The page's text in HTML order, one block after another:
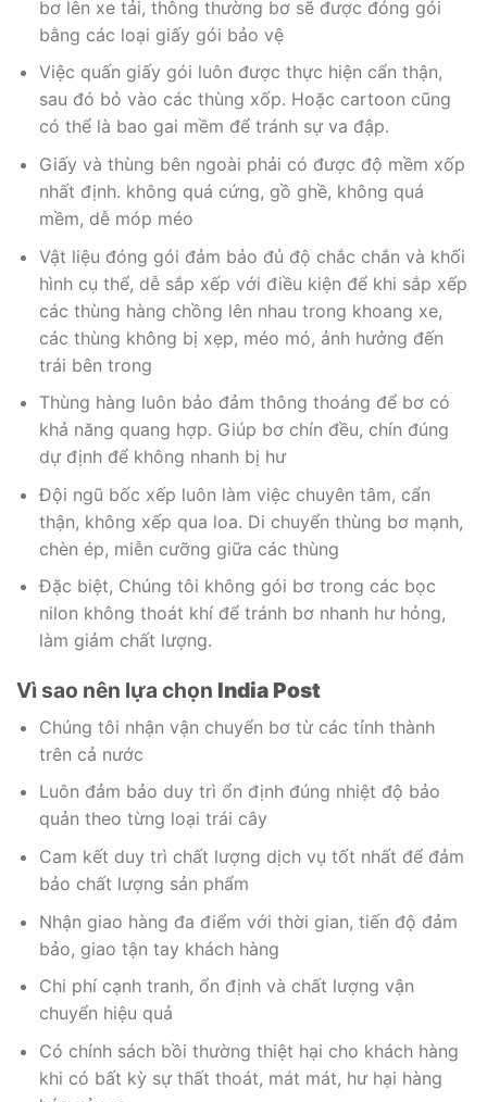
bơ lên xe tải, thông thường bơ sẽ được đóng gói
bằng các loại giấy gói bảo vệ
Việc quấn giấy gói luôn được thực hiện cẩn thận,
sau đó bỏ vào các thùng xốp. Hoặc cartoon cũng
có thể là bao gai mềm để tránh sự va đập.
Giấy và thùng bên ngoài phải có được độ mềm xốp
nhất định. không quá cứng, gồ ghề, không quá
mềm, dễ móp méo
Vật liệu đóng gói đảm bảo đủ độ chắc chắn và khối
hình cụ thể, dễ sắp xếp với điều kiện để khi sắp xếp
các thùng hàng chồng lên nhau trong khoang xe,
các thùng không bị xẹp, méo mó, ảnh hưởng đến
trái bên trong
Thùng hàng luôn bảo đảm thông thoáng để bơ có
khả năng quang hợp. Giúp bơ chín đều, chín đúng
dự định để không nhanh bị hư
Đội ngũ bốc xếp luôn làm việc chuyên tâm, cẩn
thận, không xếp qua loa. Di chuyển thùng bơ mạnh,
chèn ép, miễn cưỡng giữa các thùng
Đặc biệt, Chúng tôi không gói bơ trong các bọc
nilon không thoát khí để tránh bơ nhanh hư hỏng,
làm giảm chất lượng.
Vì sao nên lựa chọn India Post
Chúng tôi nhận vận chuyển bơ từ các tỉnh thành
trên cả nước
Luôn đảm bảo duy trì ổn định đúng nhiệt độ bảo
quản theo từng loại trái cây
Cam kết duy trì chất lượng dịch vụ tốt nhất để đảm
bảo chất lượng sản phẩm
Nhận giao hàng đa điểm với thời gian, tiến độ đảm
bảo, giao tận tay khách hàng
Chi phí cạnh tranh, ổn định và chất lượng vận
chuyển hiệu quả
Có chính sách bồi thường thiệt hại cho khách hàng
khi có bất kỳ sự thất thoát, mát mát, hư hại hàng